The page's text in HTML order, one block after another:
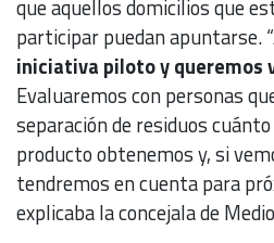
que aquellos domicilios que
participar puedan apuntarse.
iniciativa piloto y queremos
Evaluaremos con personas
separación de residuos
producto obtenemos y, si
tendremos en cuenta para
explicaba la concejala de